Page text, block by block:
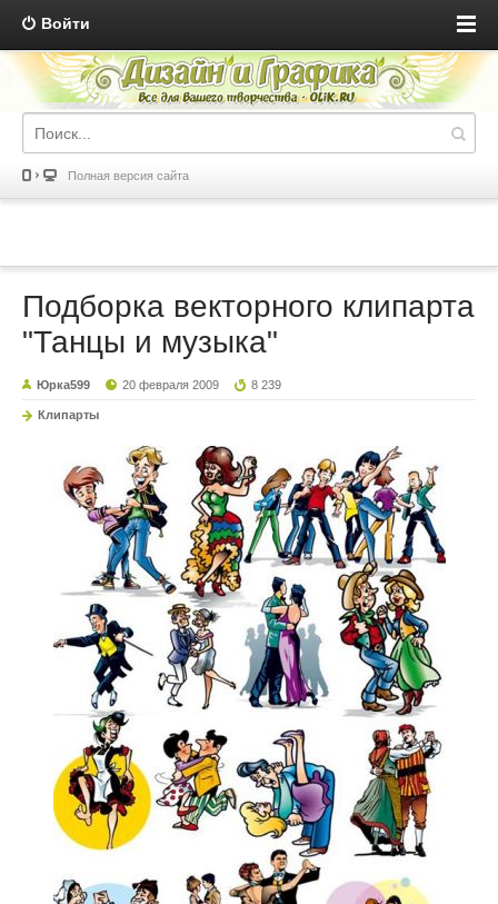
Войти
Полная версия сайта
Подборка векторного клипарта
"Танцы и музыка"
Юрка599 20 февраля 2009 8 239
Клипарты